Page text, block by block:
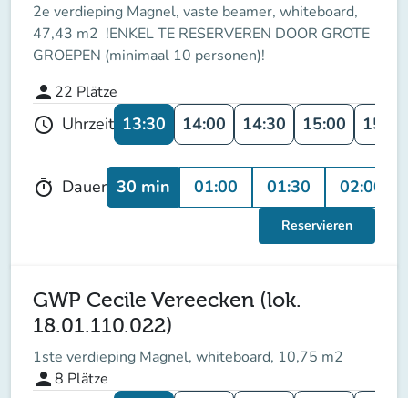
2e verdieping Magnel, vaste beamer, whiteboard,
47,43 m2 !ENKEL TE RESERVEREN DOOR GROTE
GROEPEN (minimaal 10 personen)!
person 22 Plätze
schedule Uhrzeit 13:30 14:00 14:30 15:00 15:30
timer Dauer 30 min 01:00 01:30 02:00
Reservieren
GWP Cecile Vereecken (lok.
18.01.110.022)
1ste verdieping Magnel, whiteboard, 10,75 m2
person8 Plätze